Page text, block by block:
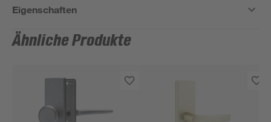
Eigenschaften
Ähnliche Produkte